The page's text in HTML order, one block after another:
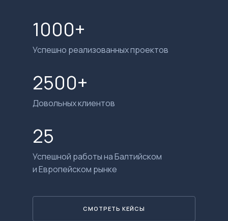
1000+
Успешно реализованных проектов
СМОТРЕТЬ КЕЙСЫ
25
Успешной работы на Балтийском
и Европейском рынке
2500+
Довольных клиентов